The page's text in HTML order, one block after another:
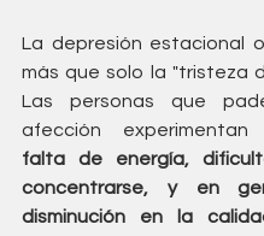
La depresión estacional
más que solo la "tristeza
Las personas que
afección experimentan
falta de energía,
concentrarse, y en